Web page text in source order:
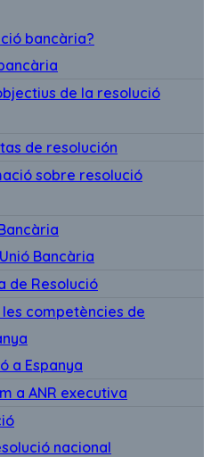
bancària?
de la resolució
de resolución
sobre resolució
Bancària
de Resolució
competències de
a Espanya
a ANR executiva
nacional